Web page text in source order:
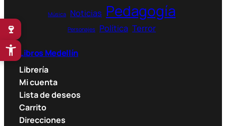
Música Noticias Pedagogía
Personajes Política Terror
Libros Medellín
Librería
Mi cuenta
Lista de deseos
Carrito
Direcciones
🍷